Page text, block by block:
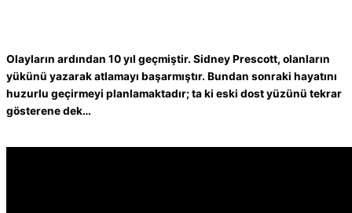
Olayların ardından 10 yıl geçmiştir. Sidney Prescott, olanların
yükünü yazarak atlamayı başarmıştır. Bundan sonraki hayatını
huzurlu geçirmeyi planlamaktadır; ta ki eski dost yüzünü tekrar
gösterene dek…